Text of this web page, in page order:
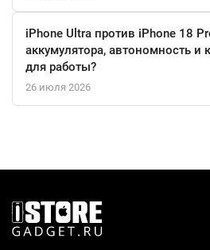
iPhone Ultra против iPhone 18
аккумулятора, автономность и
для работы?
26 июля 2026